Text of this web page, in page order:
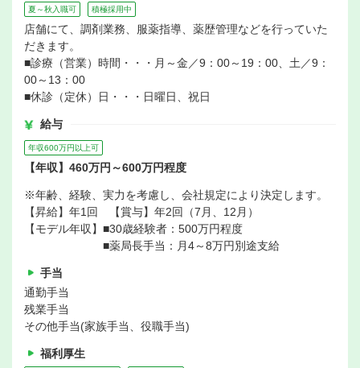
夏～秋入職可 積極採用中
店舗にて、調剤業務、服薬指導、薬歴管理などを行っていた
だきます。
■診療（営業）時間・・・月～金／9：00～19：00、土／9：
00～13：00
■休診（定休）日・・・日曜日、祝日
給与
年収600万円以上可
【年収】460万円～600万円程度
※年齢、経験、実力を考慮し、会社規定により決定します。
【昇給】年1回 【賞与】年2回（7月、12月）
【モデル年収】■30歳経験者：500万円程度
■薬局長手当：月4～8万円別途支給
手当
通勤手当
残業手当
その他手当(家族手当、役職手当)
福利厚生